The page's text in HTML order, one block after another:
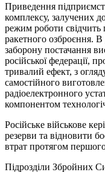
Приведення
комплексу, залучених
режим роботи свідчить
ракетного озброєння.
заборону постачання
російської федерації,
тривалий ефект, з
самостійного
радіоелектронного
компонентом
Російське військове
резерви та відновити
втрат протягом
Підрозділи Збройних